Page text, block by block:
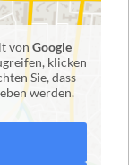
von Google
klicken
Sie, dass
werden.